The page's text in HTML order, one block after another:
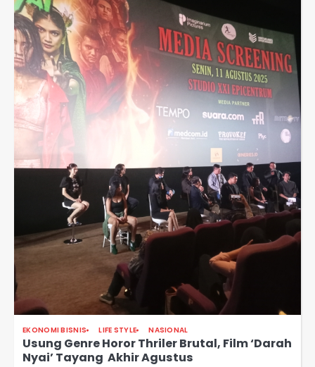
EKONOMI BISNIS LIFE STYLE NASIONAL
Usung Genre Horor Thriler Brutal, Film ‘Darah
Nyai’ Tayang Akhir Agustus